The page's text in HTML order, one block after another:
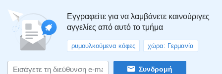
Εγγραφείτε για να λαμβάνετε καινούριγες
αγγελίες από αυτό το τμήμα
ρυμουλκούμενα κόφες χώρα: Γερμανία
Συνδρομή